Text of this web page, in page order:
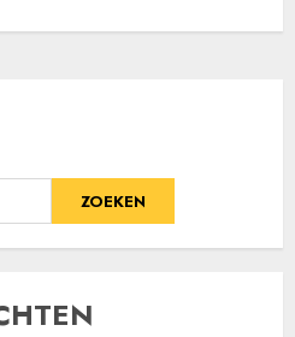
ZOEKEN